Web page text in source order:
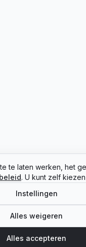
te laten werken, het
. U kunt zelf
Instellingen
Alles weigeren
Alles accepteren